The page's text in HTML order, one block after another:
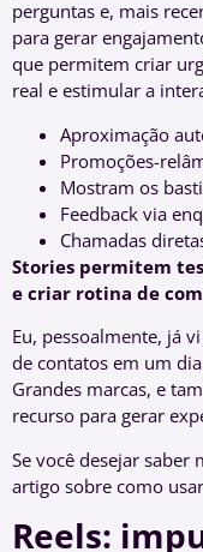
perguntas e, mais
para gerar
que permitem criar
real e estimular a
Aproximação
Promoções-
Mostram os
Feedback via
Chamadas
Stories permitem
e criar rotina de
Eu, pessoalmente, já
de contatos em um
Grandes marcas, e
recurso para gerar
Se você desejar
artigo sobre como
Reels: